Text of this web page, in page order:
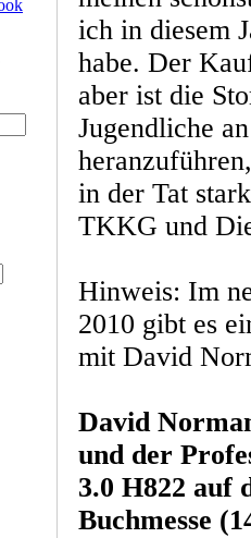
ich in diesem
habe. Der
aber ist die
Jugendliche
in der Tat
TKKG und
Hinweis: Im
2010 gibt es
mit David
David
und der
3.0 H822
Buchmesse